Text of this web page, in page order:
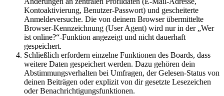
Kontoaktivierung, Benutzer-Passwort) und gescheiterte
Anmeldeversuche. Die von deinem Browser übermittelte
Browser-Kennzeichnung (User Agent) wird nur in der „Wer
ist online?“-Funktion angezeigt und nicht dauerhaft
gespeichert.
Schließlich erfordern einzelne Funktionen des Boards, dass
weitere Daten gespeichert werden. Dazu gehören dein
Abstimmungsverhalten bei Umfragen, der Gelesen-Status von
deinen Beiträgen oder explizit von dir gesetzte Lesezeichen
oder Benachrichtigungsfunktionen.